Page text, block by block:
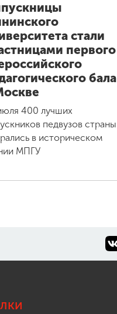
стали
первого
бала
400 лучших
педвузов страны
в историческом
МПГУ